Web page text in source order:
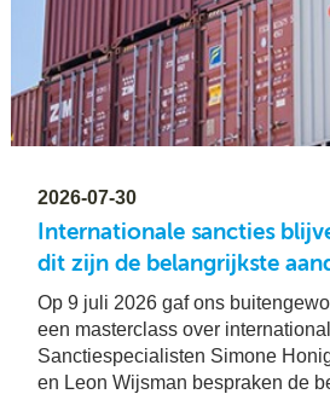
2026-07-30
Internationale sancties
dit zijn de belangrijkste
Op 9 juli 2026 gaf ons
een masterclass over
Sanctiespecialisten Simone
en Leon Wijsman bespraken de